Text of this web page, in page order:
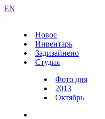
EN
Новое
Инвентарь
Задизайнено
Студия
Фото дня
2013
Октябрь